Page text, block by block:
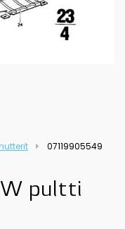
07119905549
pultti